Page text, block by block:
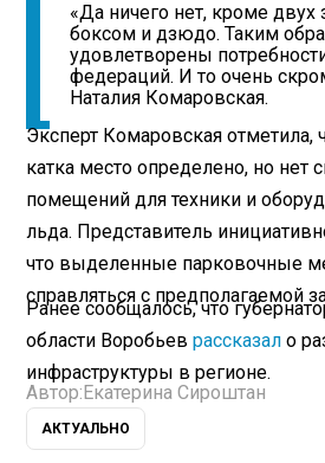
«Да ничего нет, кроме двух
боксом и дзюдо. Таким
удовлетворены
федераций. И то очень
Наталия Комаровская.
Эксперт Комаровская отметила,
катка место определено, но нет
помещений для техники и
льда. Представитель
что выделенные парковочные
справляться с предполагаемой
Ранее сообщалось, что
области Воробьеврассказал о
инфраструктуры в регионе.
Автор:Екатерина Сироштан
АКТУАЛЬНО